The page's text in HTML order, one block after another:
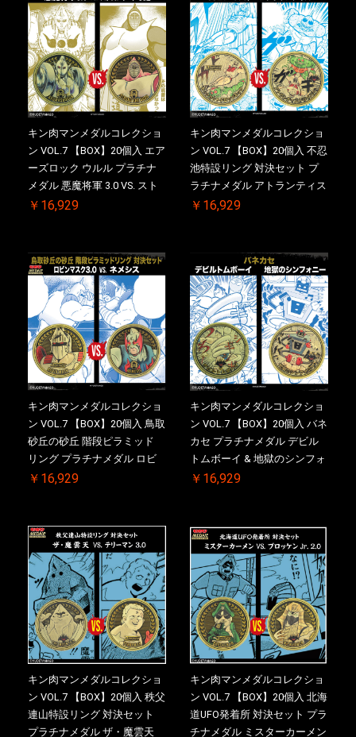
キン肉マンメダルコレクショ
ン VOL.7 【BOX】20個入 エア
ーズロック ウルル プラチナ
メダル 悪魔将軍 3.0 VS. スト
ロング・ザ・武道 初回シリア
売品)付
￥16,929
キン肉マンメダルコレクショ
ン VOL.7 【BOX】20個入 不忍
池特設リング 対決セット プ
ラチナメダル アトランティス
ドライバー VS.ネックカット
特典 】KIN(金)肉メダル(非売
品)付
￥16,929
キン肉マンメダルコレクショ
ン VOL.7 【BOX】20個入 鳥取
砂丘の砂丘 階段ピラミッド
リング プラチナメダル ロビ
ンマスク VS.ネメシス 初回シ
ル(非売品)付
￥16,929
キン肉マンメダルコレクショ
ン VOL.7 【BOX】20個入 バネ
カセ プラチナメダル デビル
トムボーイ & 地獄のシンフォ
ニー 初回シリアルNO.入 ケー
￥16,929
キン肉マンメダルコレクショ
ン VOL.7 【BOX】20個入 秩父
連山特設リング 対決セット
プラチナメダル ザ・魔雲天
キン肉マンメダルコレクショ
ン VOL.7 【BOX】20個入 北海
道UFO発着所 対決セット プラ
チナメダル ミスターカーメン